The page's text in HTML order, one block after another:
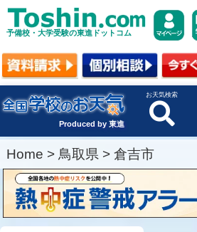
予備校・大学受験の東進ドットコム
Produced by 東進
お天気検索
Home > 鳥取県 > 倉吉市